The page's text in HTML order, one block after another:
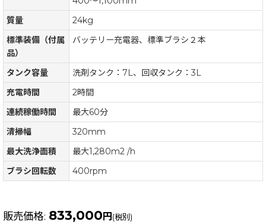
質量
24kg
標準装備（付属
品）
バッテリー充電器、標準ブラシ２本
タンク容量
洗剤タンク：7L、回収タンク：3L
充電時間
2時間
連続稼働時間
最大60分
清掃幅
320mm
最大洗浄面積
最大1,280m2 /h
ブラシ回転数
400rpm
販売価格: 833,000 円 (税別)